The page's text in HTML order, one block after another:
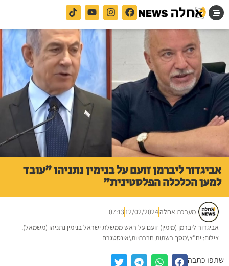
אביגדור ליברמן זועם על בנימין נתניהו "עובד
למען הכלכלה הפלסטינית"
מערכת אחלה12/02/2024
07:13
אביגדור ליברמן (מימין) זועם על ראש ממשלת ישראל בנימין נתניהו (משמאל).
צילום: יח"צ\מסך רשתות חברתיות\אינסטגרם
שתפו כתבה